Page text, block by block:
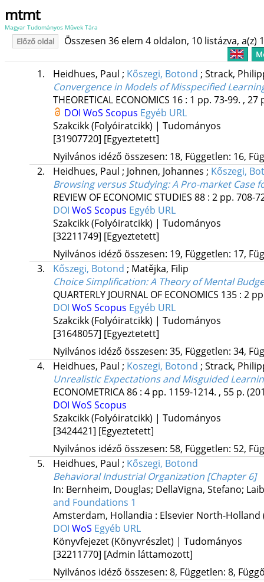
mtmt
Magyar Tudományos Művek Tára
Előző oldal Összesen 36 elem 4 oldalon, 10 listázva, a(z)
1. Heidhues, Paul ; Kőszegi, Botond ; Strack,
Convergence in Models of Misspecified
THEORETICAL ECONOMICS 16: 1 pp. 73-99. , 27
DOI WoS Scopus Egyéb URL
Szakcikk (Folyóiratcikk) | Tudományos
[31907720] [Egyeztetett]
Nyilvános idéző összesen: 18, Független: 16,
2.
Heidhues, Paul ; Johnen, Johannes ; Kőszegi,
Browsing versus Studying: A Pro-market Case
REVIEW OF ECONOMIC STUDIES 88: 2 pp. 708-
DOI WoS Scopus Egyéb URL
Szakcikk (Folyóiratcikk) | Tudományos
[32211749] [Egyeztetett]
Nyilvános idéző összesen: 19, Független: 17,
3.
Kőszegi, Botond ; Matějka, Filip
Choice Simplification: A Theory of Mental
QUARTERLY JOURNAL OF ECONOMICS 135: 2
DOI WoS Scopus Egyéb URL
Szakcikk (Folyóiratcikk) | Tudományos
[31648057] [Egyeztetett]
Nyilvános idéző összesen: 35, Független: 34,
4.
Heidhues, Paul ; Koszegi, Botond ; Strack,
Unrealistic Expectations and Misguided
ECONOMETRICA86: 4 pp. 1159-1214. , 55 p.
DOI WoS Scopus
Szakcikk (Folyóiratcikk) | Tudományos
[3424421] [Egyeztetett]
Nyilvános idéző összesen: 58, Független: 52,
5.
Heidhues, Paul ; Kőszegi, Botond
Behavioral Industrial Organization [Chapter 6]
In: Bernheim, Douglas; DellaVigna, Stefano;
and Foundations 1
Amsterdam, Hollandia : Elsevier North-Holland
DOI WoS Egyéb URL
Könyvfejezet (Könyvrészlet) | Tudományos
[32211770] [Admin láttamozott]
Nyilvános idéző összesen: 8, Független: 8,